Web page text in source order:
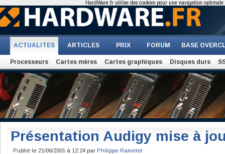
ACTUALITES ARTICLES PRIX FORUM BASE
Processeurs Cartes mères Cartes graphiques Disques durs
Présentation Audigy mise à
Publié le 21/06/2001 à 12:24 par Philippe Ramelet
HardWare.fr utilise des cookies pour une navigation